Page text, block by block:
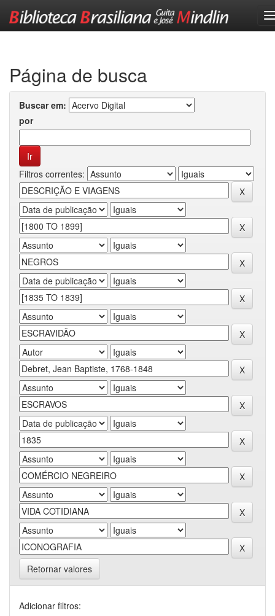
Página de busca
Buscar em:
por
Filtros correntes:
Retornar valores
Adicionar filtros: